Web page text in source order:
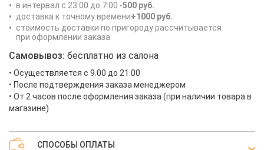
в интервал с 23:00 до 7:00 -500 руб.
доставка к точному времени+1000 руб.
стоимость доставки по пригороду рассчитывается
при оформлении заказа
Самовывоз: бесплатно из салона
• Осуществляется с 9.00 до 21.00
• После подтверждения заказа менеджером
• От 2 часов после оформления заказа (при наличии товара в
магазине)
СПОСОБЫ ОПЛАТЫ